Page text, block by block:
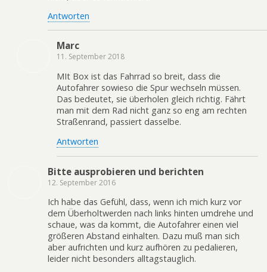
Antworten
Marc
11. September 2018
MIt Box ist das Fahrrad so breit, dass die
Autofahrer sowieso die Spur wechseln müssen.
Das bedeutet, sie überholen gleich richtig. Fährt
man mit dem Rad nicht ganz so eng am rechten
Straßenrand, passiert dasselbe.
Antworten
Bitte ausprobieren und berichten
12. September 2016
Ich habe das Gefühl, dass, wenn ich mich kurz vor
dem Überholtwerden nach links hinten umdrehe und
schaue, was da kommt, die Autofahrer einen viel
größeren Abstand einhalten. Dazu muß man sich
aber aufrichten und kurz aufhören zu pedalieren,
leider nicht besonders alltagstauglich.